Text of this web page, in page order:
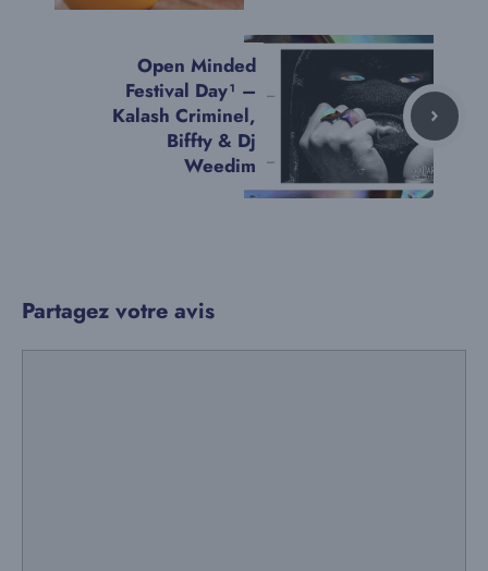
Open Minded
Festival Day¹ –
Kalash Criminel,
Biffty & Dj
Weedim
Partagez votre avis